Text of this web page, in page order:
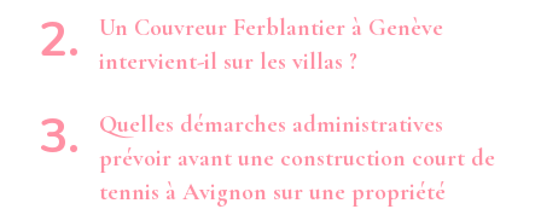
Un Couvreur Ferblantier à Genève
intervient-il sur les villas ?
Quelles démarches administratives
prévoir avant une construction court de
tennis à Avignon sur une propriété